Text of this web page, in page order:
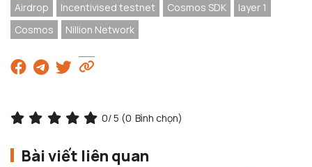
Airdrop Incentivised testnet Cosmos SDK
layer 1
Cosmos
Nillion Network
0/ 5 (0 Bình chọn)
Bài viết liên quan